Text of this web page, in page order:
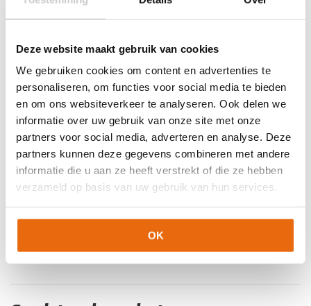
Deze website maakt gebruik van cookies
We gebruiken cookies om content en advertenties te
personaliseren, om functies voor social media te bieden
en om ons websiteverkeer te analyseren. Ook delen we
informatie over uw gebruik van onze site met onze
partners voor social media, adverteren en analyse. Deze
partners kunnen deze gegevens combineren met andere
informatie die u aan ze heeft verstrekt of die ze hebben
verzameld op basis van uw gebruik van hun services.
OK
5060954648586
Maat: 5
5060954648593
Maat: 6
5060954648609
Maat: 7
5060954648623
Maat: 8
5060954648661
Maat: 10
5060954648685
Maat: 11
Let op!Houd rekening met 1-2 werkdagen extra levertijd
voor bedrukte artikelen.
Bedrukte artikelen kunnen wij helaas niet terugnemen.
Artikelnummer:OG1-CONTRA-B-HYL-SL Categorieën: Gras
Keepershandschoenen,Hybrid,Keepershandschoenen
Keepershandschoenen kind
Keepershandschoenen maat 10
Keepershandschoenen maat 11
Keepershandschoenen maat
,Keepershandschoenen maat 6,Keepershandschoenen
maat 7,Keepershandschoenen maat 8,
Keepershandschoenen maat 9,Kunstgras
Keepershandschoenen,Negatief Naad,Nieuw,Ondergrond,
Techniek,The One Glove Keepershandschoenen,Zwarte